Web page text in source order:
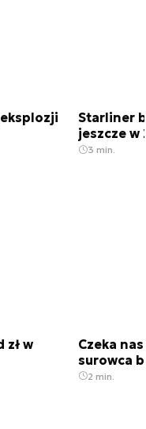
Starliner
jeszcze w
3 min.
zł w
Czeka
surowca
2 min.